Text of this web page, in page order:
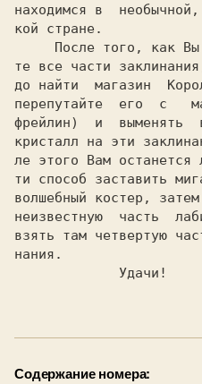
находимся в
кой стране.
те все части
до найти  магазин
перепутайте  его  с
фрейлин)  и  выменять
кристалл на эти
ле этого Вам останется
ти способ заставить
волшебный костер,
неизвестную  часть
взять там четвертую
нания.
Содержание номера: